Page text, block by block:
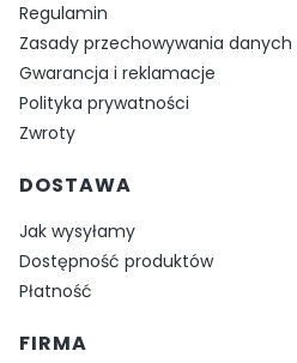
Regulamin
Zasady przechowywania danych
Gwarancja i reklamacje
Polityka prywatności
Zwroty
DOSTAWA
Jak wysyłamy
Dostępność produktów
Płatność
FIRMA